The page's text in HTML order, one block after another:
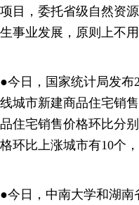
项目，委托省级自然资
生事业发展，原则上不
●今日，国家统计局发布
线城市新建商品住宅销
品住宅销售价格环比分
格环比上涨城市有10个
●今日，中南大学和湖南